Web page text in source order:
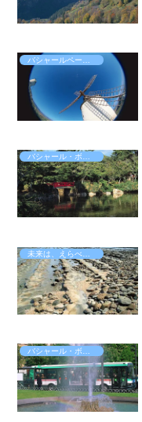
バシャール・ボット
未来は、えらべる! バシャール 本田健